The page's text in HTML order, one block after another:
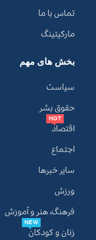
تماس با ما
مارکیتینگ
بخش های مهم
سیاست
حقوق بشر
اقتصاد
HOT
اجتماع
سایر خبرها
ورزش
فرهنگ، هنر و آموزش
زنان و کودکان
NEW